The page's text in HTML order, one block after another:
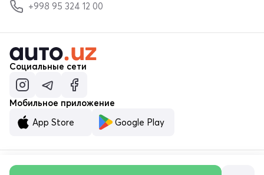
+998 95 324 12 00
Социальные сети
Мобильное приложение
App Store
Google Play